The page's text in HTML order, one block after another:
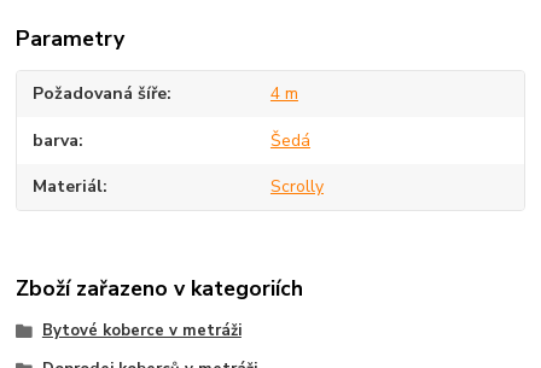
Parametry
Požadovaná šíře 4 m
barva Šedá
Materiál Scrolly
Zboží zařazeno v kategoriích
Bytové koberce v metráži